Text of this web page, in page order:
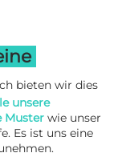
bieten wir dies
unsere
Muster wie unser
Es ist uns eine